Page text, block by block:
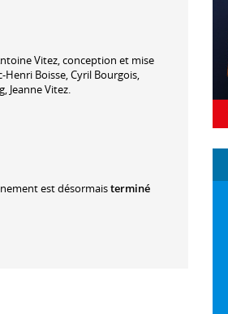
Vitez, conception et mise
Henri Boisse, Cyril Bourgois,
, Jeanne Vitez.
est désormaisterminé